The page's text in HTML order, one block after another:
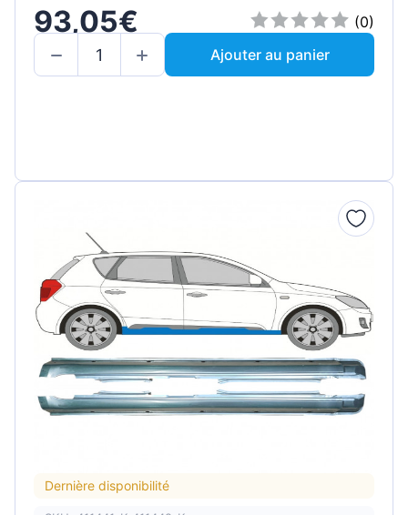
93,05€
(0)
Ajouter au panier
Dernière disponibilité